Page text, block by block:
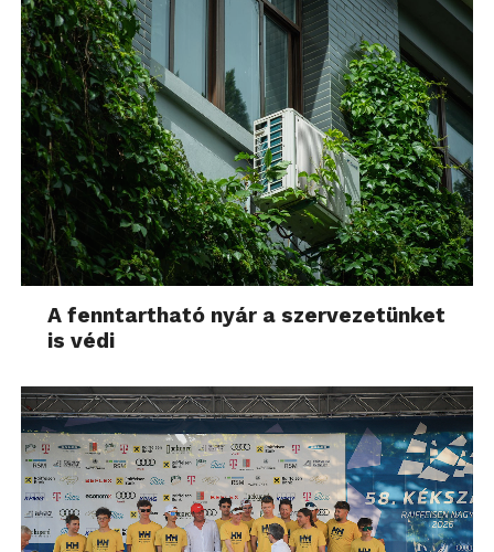
A fenntartható nyár a szervezetünket
is védi